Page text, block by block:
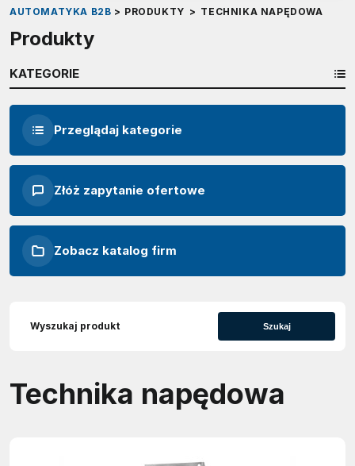
AUTOMATYKA B2B > PRODUKTY > TECHNIKA NAPĘDOWA
Produkty
KATEGORIE
Przeglądaj kategorie
Złóż zapytanie ofertowe
Zobacz katalog firm
Szukaj
Technika napędowa